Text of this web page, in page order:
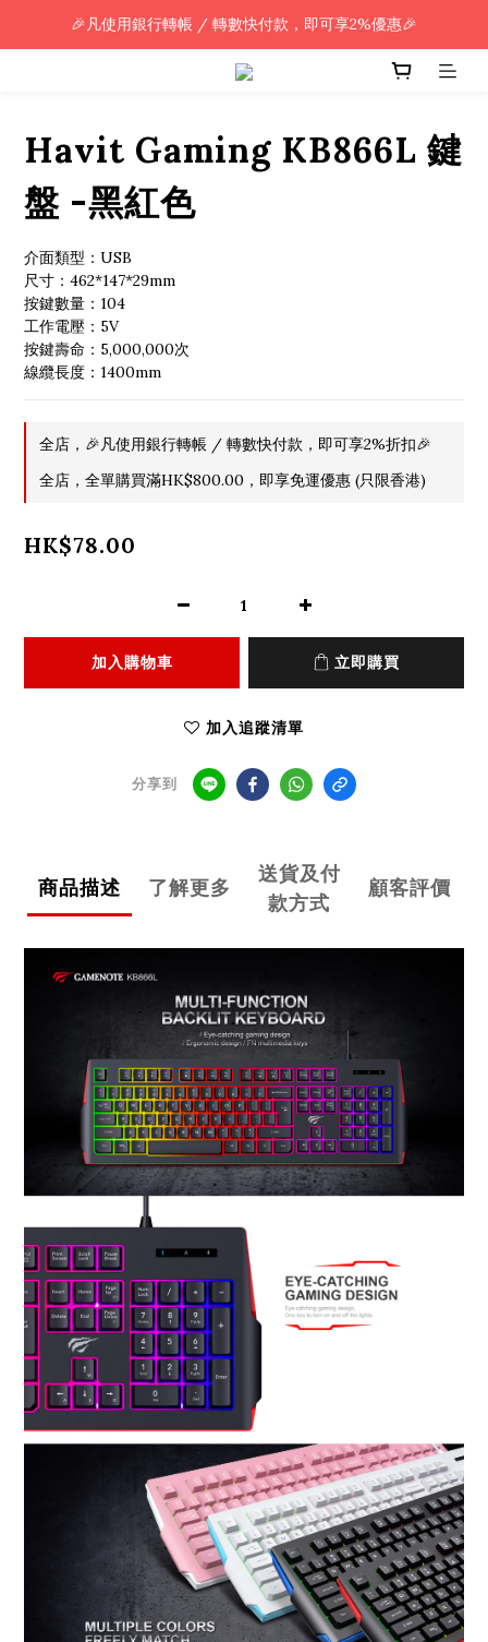
🎉凡使用銀行轉帳 / 轉數快付款，即可享2%優惠🎉
🎉凡使用銀行轉帳 / 轉數快付款，即可享2%優惠🎉
全單購買滿HK$800.00，即享免運優惠 (只限香港)
Havit Gaming KB866L 鍵
盤 -黑紅色
介面類型：USB
尺寸：462*147*29mm
按鍵數量：104
工作電壓：5V
按鍵壽命：5,000,000次
線纜長度：1400mm
全店，🎉凡使用銀行轉帳 / 轉數快付款，即可享2%折扣🎉
全店，全單購買滿HK$800.00，即享免運優惠 (只限香港)
HK$78.00
加入購物車 立即購買
加入追蹤清單
分享到
商品描述 了解更多
送貨及付
款方式
顧客評價